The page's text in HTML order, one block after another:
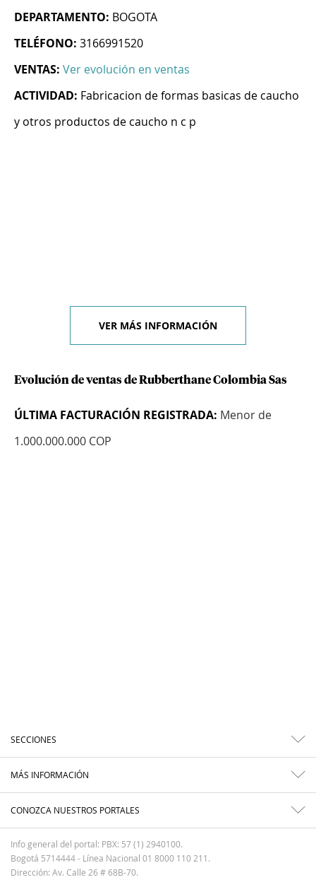
DEPARTAMENTO: BOGOTA
TELÉFONO: 3166991520
VENTAS: Ver evolución en ventas
ACTIVIDAD: Fabricacion de formas basicas de caucho
y otros productos de caucho n c p
VER MÁS INFORMACIÓN
Evolución de ventas de Rubberthane Colombia Sas
ÚLTIMA FACTURACIÓN REGISTRADA: Menor de
1.000.000.000 COP
SECCIONES
MÁS INFORMACIÓN
CONOZCA NUESTROS PORTALES
Info general del portal: PBX: 57 (1) 2940100.
Bogotá 5714444 - Línea Nacional 01 8000 110 211.
Dirección: Av. Calle 26 # 68B-70.